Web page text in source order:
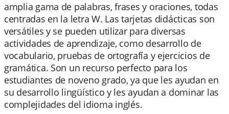
amplia gama de palabras, frases y oraciones, todas
centradas en la letra W. Las tarjetas didácticas son
versátiles y se pueden utilizar para diversas
actividades de aprendizaje, como desarrollo de
vocabulario, pruebas de ortografía y ejercicios de
gramática. Son un recurso perfecto para los
estudiantes de noveno grado, ya que les ayudan en
su desarrollo lingüístico y les ayudan a dominar las
complejidades del idioma inglés.